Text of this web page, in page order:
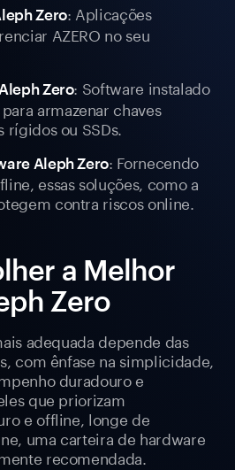
Zero: Aplicações
AZERO no seu
Zero: Software instalado
armazenar chaves
rígidos ou SSDs.
Aleph Zero: Fornecendo
essas soluções, como a
contra riscos online.
a Melhor
Zero
adequada depende das
com ênfase na simplicidade,
duradouro e
que priorizam
e offline, longe de
uma carteira de hardware
recomendada.